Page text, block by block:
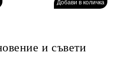
и съвети